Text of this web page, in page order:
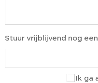
Stuur vrijblijvend nog
Ik ga